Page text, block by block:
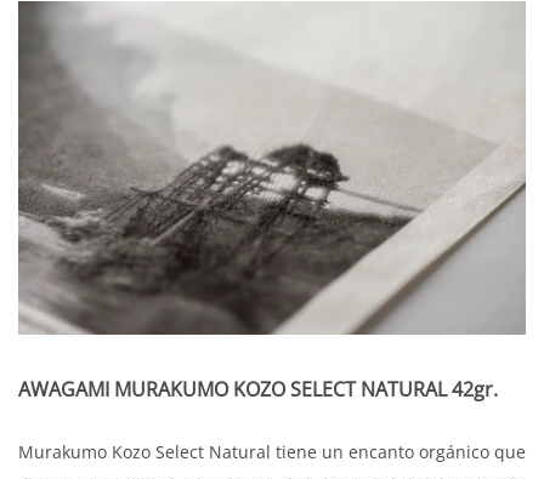
AWAGAMI MURAKUMO KOZO SELECT NATURAL 42gr.
Murakumo Kozo Select Natural tiene un encanto orgánico que